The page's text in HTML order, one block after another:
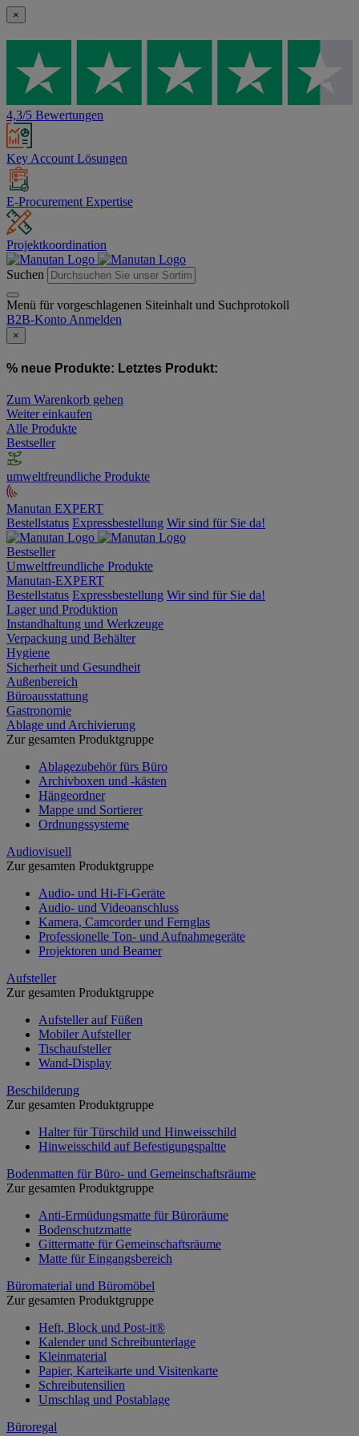
×
4,3/5 Bewertungen
Key Account Lösungen
E-Procurement Expertise
Projektkoordination
Suchen
Menü für vorgeschlagenen Siteinhalt und Suchprotokoll
B2B-Konto Anmelden
×
% neue Produkte: Letztes Produkt:
Zum Warenkorb gehen
Weiter einkaufen
Alle Produkte
Bestseller
umweltfreundliche Produkte
Manutan EXPERT
Bestellstatus Expressbestellung Wir sind für Sie da!
Bestseller
Umweltfreundliche Produkte
Manutan-EXPERT
Bestellstatus Expressbestellung Wir sind für Sie da!
Lager und Produktion
Instandhaltung und Werkzeuge
Verpackung und Behälter
Hygiene
Sicherheit und Gesundheit
Außenbereich
Büroausstattung
Gastronomie
Ablage und Archivierung
Zur gesamten Produktgruppe
Ablagezubehör fürs Büro
Archivboxen und -kästen
Hängeordner
Mappe und Sortierer
Ordnungssysteme
Audiovisuell
Zur gesamten Produktgruppe
Audio- und Hi-Fi-Geräte
Audio- und Videoanschluss
Kamera, Camcorder und Fernglas
Professionelle Ton- und Aufnahmegeräte
Projektoren und Beamer
Aufsteller
Zur gesamten Produktgruppe
Aufsteller auf Füßen
Mobiler Aufsteller
Tischaufsteller
Wand-Display
Beschilderung
Zur gesamten Produktgruppe
Halter für Türschild und Hinweisschild
Hinweisschild auf Befestigungspaltte
Bodenmatten für Büro- und Gemeinschaftsräume
Zur gesamten Produktgruppe
Anti-Ermüdungsmatte für Büroräume
Bodenschutzmatte
Gittermatte für Gemeinschaftsräume
Matte für Eingangsbereich
Büromaterial und Büromöbel
Zur gesamten Produktgruppe
Heft, Block und Post-it®
Kalender und Schreibunterlage
Kleinmaterial
Papier, Karteikarte und Visitenkarte
Schreibutensilien
Umschlag und Postablage
Büroregal